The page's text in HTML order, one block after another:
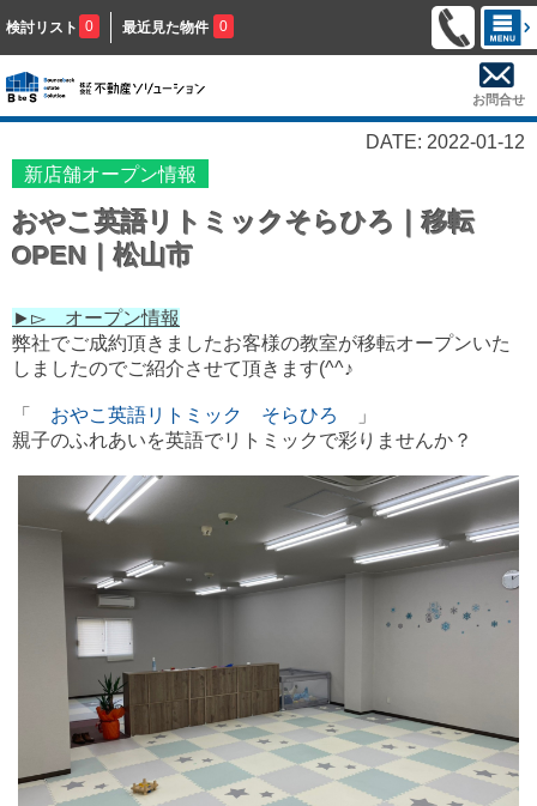
検討リスト 0 最近見た物件 0
お問合せ
DATE: 2022-01-12
新店舗オープン情報
おやこ英語リトミックそらひろ｜移転
OPEN｜松山市
►▻ オープン情報
弊社でご成約頂きましたお客様の教室が移転オープンいた
しましたのでご紹介させて頂きます(^^♪
「 おやこ英語リトミック そらひろ
」
親子のふれあいを英語でリトミックで彩りませんか？